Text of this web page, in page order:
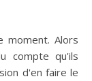
compte qu'ils
d'en faire le